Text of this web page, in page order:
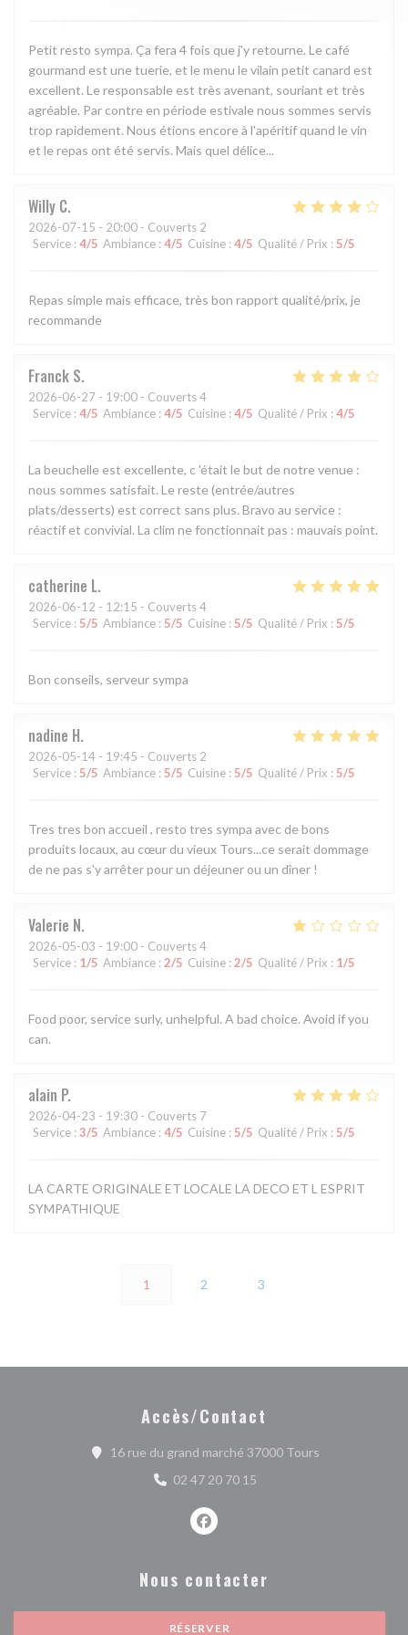
Petit resto sympa. Ça fera 4 fois que j'y retourne. Le café
gourmand est une tuerie, et le menu le vilain petit canard est
excellent. Le responsable est très avenant, souriant et très
agréable. Par contre en période estivale nous sommes servis
trop rapidement. Nous étions encore à l'apéritif quand le vin
et le repas ont été servis. Mais quel délice...
Willy C
2026-07-15 - 20:00 - Couverts 2
Service : 4/5 Ambiance : 4/5 Cuisine : 4/5 Qualité / Prix : 5/5
Repas simple mais efficace, très bon rapport qualité/prix, je
recommande
Franck S
2026-06-27 - 19:00 - Couverts 4
Service : 4/5 Ambiance : 4/5 Cuisine : 4/5 Qualité / Prix : 4/5
La beuchelle est excellente, c 'était le but de notre venue :
nous sommes satisfait. Le reste (entrée/autres
plats/desserts) est correct sans plus. Bravo au service :
réactif et convivial. La clim ne fonctionnait pas : mauvais point.
catherine L
2026-06-12 - 12:15 - Couverts 4
Service : 5/5 Ambiance : 5/5 Cuisine : 5/5 Qualité / Prix : 5/5
Bon conseils, serveur sympa
nadine H
2026-05-14 - 19:45 - Couverts 2
Service : 5/5 Ambiance : 5/5 Cuisine : 5/5 Qualité / Prix : 5/5
Tres tres bon accueil , resto tres sympa avec de bons
produits locaux, au cœur du vieux Tours...ce serait dommage
de ne pas s'y arrêter pour un déjeuner ou un dîner !
Valerie N
2026-05-03 - 19:00 - Couverts 4
Service : 1/5 Ambiance : 2/5 Cuisine : 2/5 Qualité / Prix : 1/5
Food poor, service surly, unhelpful. A bad choice. Avoid if you
can.
alain P
2026-04-23 - 19:30 - Couverts 7
Service : 3/5 Ambiance : 4/5 Cuisine : 5/5 Qualité / Prix : 5/5
LA CARTE ORIGINALE ET LOCALE LA DECO ET L ESPRIT
SYMPATHIQUE
1 2 3
Accès/Contact
16 rue du grand marché 37000 Tours((ouvre une
02 47 20 70 15
Facebook ((ouvre une nouvelle
Nous contacter
RÉSERVER